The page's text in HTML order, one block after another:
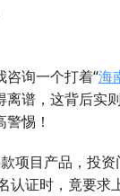
咨询一个打着“海
离谱，这背后实
惕！
项目产品，投
认证时，竟要求